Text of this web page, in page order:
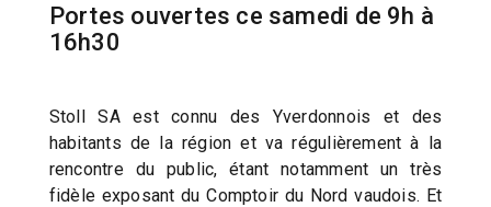
Portes ouvertes ce samedi de 9h à
16h30
Stoll SA est connu des Yverdonnois et des
habitants de la région et va régulièrement à la
rencontre du public, étant notamment un très
fidèle exposant du Comptoir du Nord vaudois. Et